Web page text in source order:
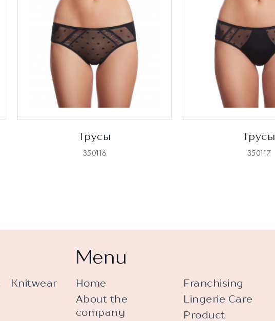
Трусы
350116
Трусы
350117
Knitwear
Menu
Home
About the
company
Franchising
Lingerie Care
Product